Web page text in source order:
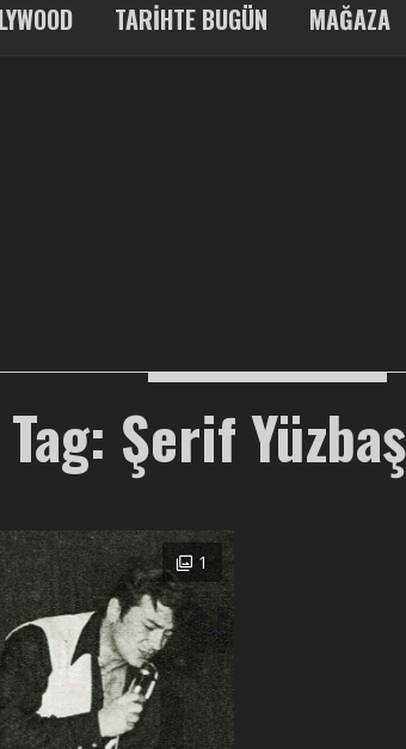
TARIHTE BUGÜN MAĞAZA
Tag: Şerif
1